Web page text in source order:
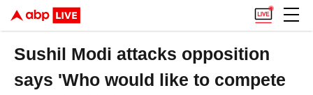
Sushil Modi attacks opposition
says 'Who would like to compete